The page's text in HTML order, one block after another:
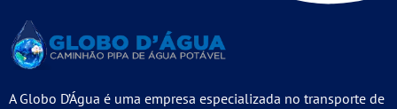
A Globo D’Água é uma empresa especializada no transporte de